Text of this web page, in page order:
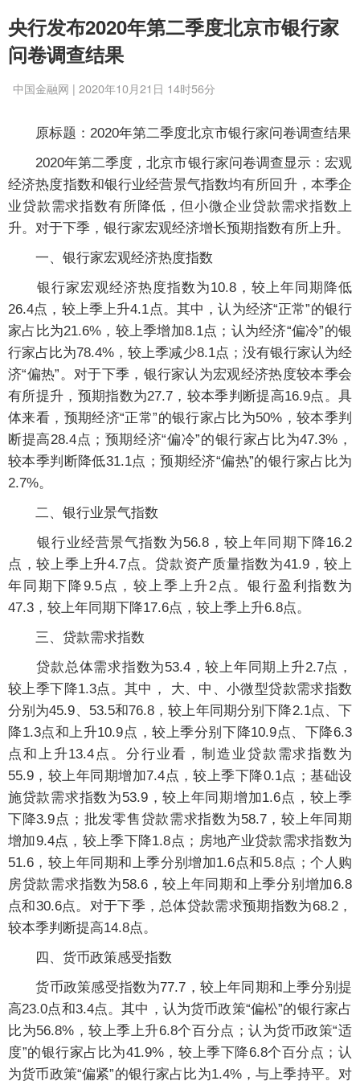
央行发布2020年第二季度北京市银行家
问卷调查结果
中国金融网 | 2020年10月21日 14时56分
原标题：2020年第二季度北京市银行家问卷调查结果
2020年第二季度，北京市银行家问卷调查显示：宏观
经济热度指数和银行业经营景气指数均有所回升，本季企
业贷款需求指数有所降低，但小微企业贷款需求指数上
升。对于下季，银行家宏观经济增长预期指数有所上升。
一、银行家宏观经济热度指数
银行家宏观经济热度指数为10.8，较上年同期降低
26.4点，较上季上升4.1点。其中，认为经济“正常”的银行
家占比为21.6%，较上季增加8.1点；认为经济“偏冷”的银
行家占比为78.4%，较上季减少8.1点；没有银行家认为经
济“偏热”。对于下季，银行家认为宏观经济热度较本季会
有所提升，预期指数为27.7，较本季判断提高16.9点。具
体来看，预期经济“正常”的银行家占比为50%，较本季判
断提高28.4点；预期经济“偏冷”的银行家占比为47.3%，
较本季判断降低31.1点；预期经济“偏热”的银行家占比为
2.7%。
二、银行业景气指数
银行业经营景气指数为56.8，较上年同期下降16.2
点，较上季上升4.7点。贷款资产质量指数为41.9，较上
年同期下降9.5点，较上季上升2点。银行盈利指数为
47.3，较上年同期下降17.6点，较上季上升6.8点。
三、贷款需求指数
贷款总体需求指数为53.4，较上年同期上升2.7点，
较上季下降1.3点。其中， 大、中、小微型贷款需求指数
分别为45.9、53.5和76.8，较上年同期分别下降2.1点、下
降1.3点和上升10.9点，较上季分别下降10.9点、下降6.3
点和上升13.4点。分行业看，制造业贷款需求指数为
55.9，较上年同期增加7.4点，较上季下降0.1点；基础设
施贷款需求指数为53.9，较上年同期增加1.6点，较上季
下降3.9点；批发零售贷款需求指数为58.7，较上年同期
增加9.4点，较上季下降1.8点；房地产业贷款需求指数为
51.6，较上年同期和上季分别增加1.6点和5.8点；个人购
房贷款需求指数为58.6，较上年同期和上季分别增加6.8
点和30.6点。对于下季，总体贷款需求预期指数为68.2，
较本季判断提高14.8点。
四、货币政策感受指数
货币政策感受指数为77.7，较上年同期和上季分别提
高23.0点和3.4点。其中，认为货币政策“偏松”的银行家占
比为56.8%，较上季上升6.8个百分点；认为货币政策“适
度”的银行家占比为41.9%，较上季下降6.8个百分点；认
为货币政策“偏紧”的银行家占比为1.4%，与上季持平。对